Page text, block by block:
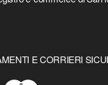
E CORRIERI